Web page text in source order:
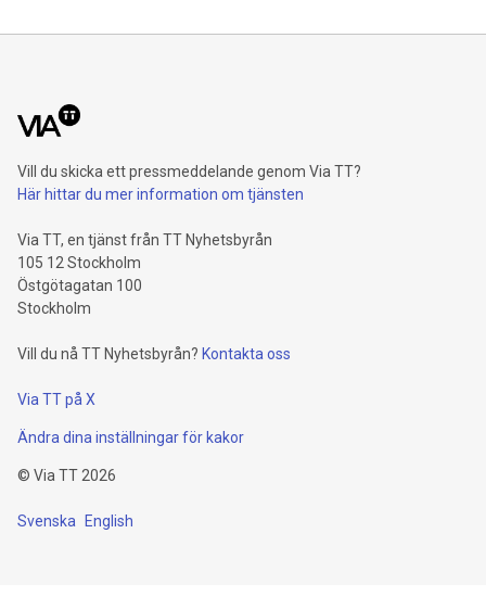
Vill du skicka ett pressmeddelande genom Via TT?
Här hittar du mer information om tjänsten
Via TT, en tjänst från TT Nyhetsbyrån
105 12 Stockholm
Östgötagatan 100
Stockholm
Vill du nå TT Nyhetsbyrån? Kontakta oss
Via TT på X
Ändra dina inställningar för kakor
© Via TT 2026
Svenska English